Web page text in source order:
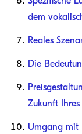
dem
Reales
Die
Zukunft Ihres
Umgang mit